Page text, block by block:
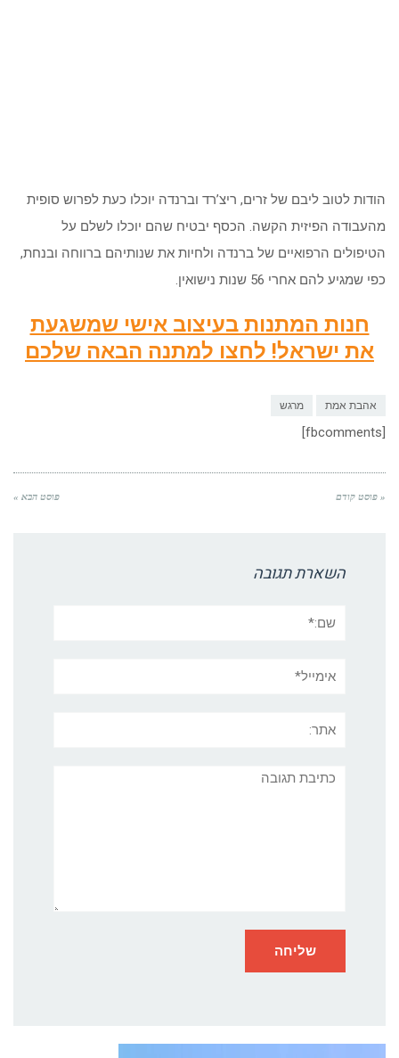
הודות לטוב ליבם של זרים, ריצ’רד וברנדה יוכלו כעת לפרוש סופית
מהעבודה הפיזית הקשה. הכסף יבטיח שהם יוכלו לשלם על
הטיפולים הרפואיים של ברנדה ולחיות את שנותיהם ברווחה ובנחת,
כפי שמגיע להם אחרי 56 שנות נישואין.
חנות המתנות בעיצוב אישי שמשגעת
את ישראל! לחצו למתנה הבאה שלכם
אהבת אמת מרגש
« פוסט קודם פוסט הבא »
השארת תגובה
תגובה